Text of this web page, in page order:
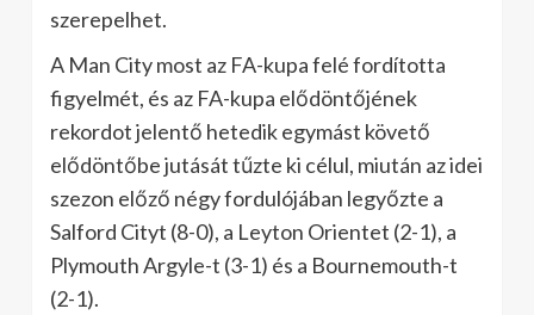
szerepelhet.
A Man City most az FA-kupa felé fordította
figyelmét, és az FA-kupa elődöntőjének
rekordot jelentő hetedik egymást követő
elődöntőbe jutását tűzte ki célul, miután az idei
szezon előző négy fordulójában legyőzte a
Salford Cityt (8-0), a Leyton Orientet (2-1), a
Plymouth Argyle-t (3-1) és a Bournemouth-t
(2-1).